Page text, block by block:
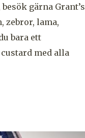
gärna Grant’s
zebror, lama,
bara ett
med alla